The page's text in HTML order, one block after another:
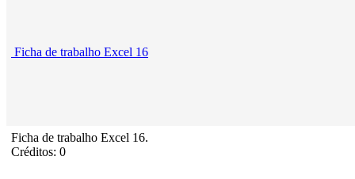
Ficha de trabalho Excel 16
Ficha de trabalho Excel 16.
Créditos: 0